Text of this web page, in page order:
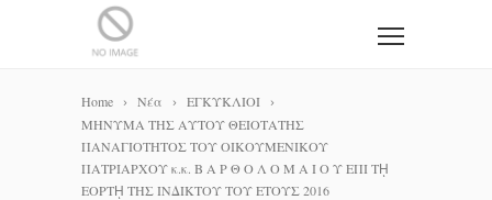
Home Νέα
ΕΓΚΥΚΛΙΟΙ
ΜΗΝΥΜΑ ΤΗΣ ΑΥΤΟΥ ΘΕΙΟΤΑΤΗΣ
ΠΑΝΑΓΙΟΤΗΤΟΣ ΤΟΥ ΟΙΚΟΥΜΕΝΙΚΟΥ
ΠΑΤΡΙΑΡΧΟΥ κ.κ. Β Α Ρ Θ Ο Λ Ο Μ Α Ι Ο Υ ΕΠΙ Τῌ
ΕΟΡΤῌ ΤΗΣ ΙΝΔΙΚΤΟΥ ΤΟΥ ΕΤΟΥΣ 2016